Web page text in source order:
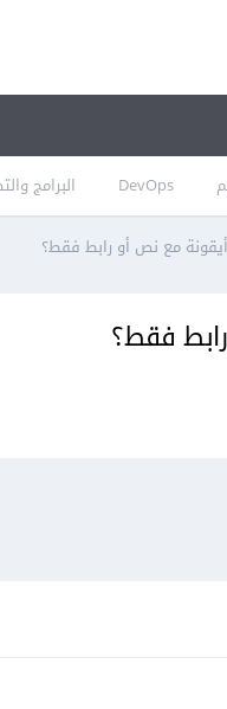
DevOps البرامج
مع نص أو رابط فقط؟
فقط؟